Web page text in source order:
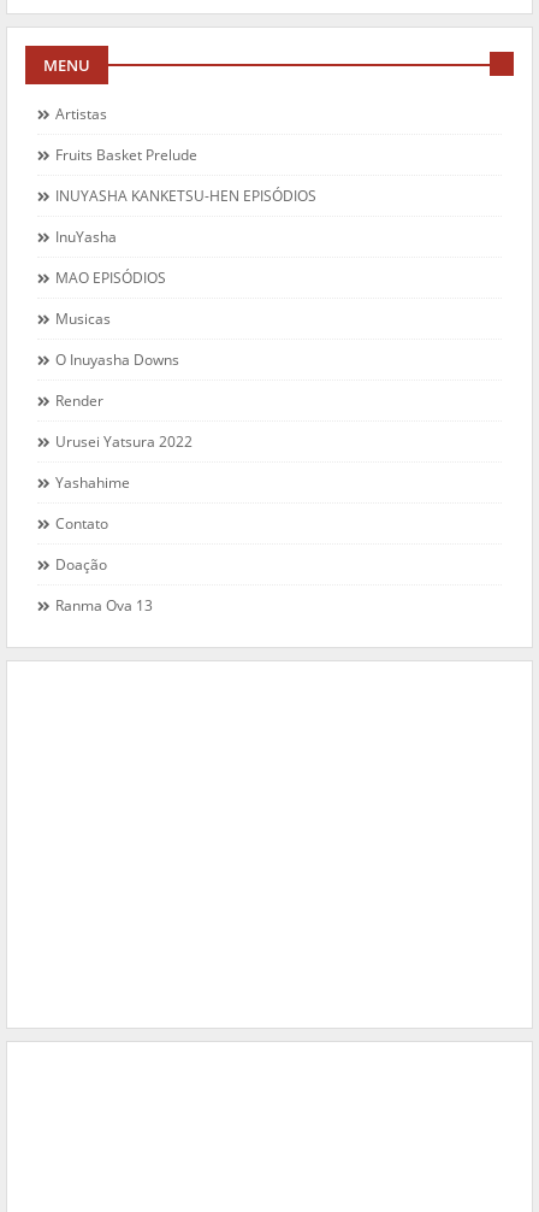
MENU
Artistas
Fruits Basket Prelude
INUYASHA KANKETSU-HEN EPISÓDIOS
InuYasha
MAO EPISÓDIOS
Musicas
O Inuyasha Downs
Render
Urusei Yatsura 2022
Yashahime
Contato
Doação
Ranma Ova 13